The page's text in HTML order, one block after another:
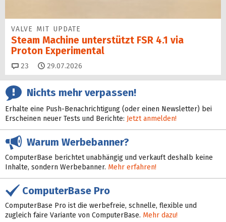
VALVE MIT UPDATE
Steam Machine unterstützt FSR 4.1 via
Proton Experimental
23 Kommentare
29.07.2026
Nichts mehr verpassen!
Erhalte eine Push-Benachrichtigung (oder einen Newsletter) bei
Erscheinen neuer Tests und Berichte: Jetzt anmelden!
Warum Werbebanner?
ComputerBase berichtet unabhängig und verkauft deshalb keine
Inhalte, sondern Werbebanner. Mehr erfahren!
ComputerBase Pro
ComputerBase Pro ist die werbefreie, schnelle, flexible und
zugleich faire Variante von ComputerBase. Mehr dazu!